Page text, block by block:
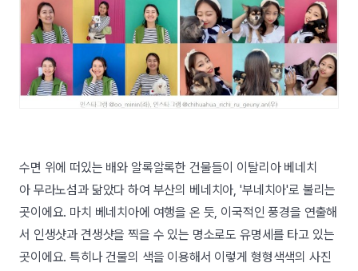
수면 위에 떠있는 배와 알록알록한 건물들이 이탈리아 베네치
아 무라노섬과 닮았다 하여 부산의 베네치아, '부네치아'로 불리는
곳이에요. 마치 베네치아에 여행을 온 듯, 이국적인 풍경을 연출해
서 인생샷과 견생샷을 찍을 수 있는 명소로도 유명세를 타고 있는
곳이에요. 특히나 건물의 색을 이용해서 이렇게 형형색색의 사진